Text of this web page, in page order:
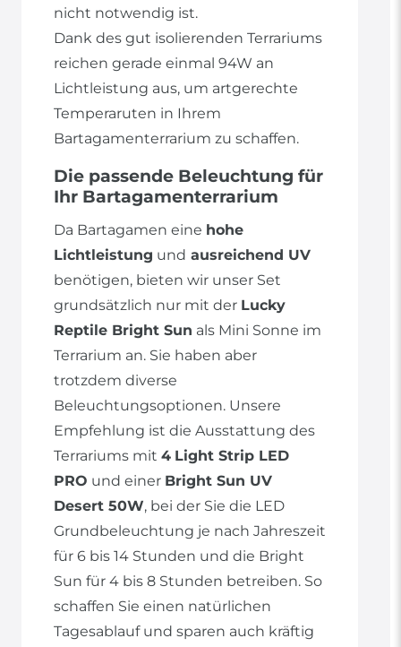
nicht notwendig ist.
Dank des gut isolierenden Terrariums
reichen gerade einmal 94W an
Lichtleistung aus, um artgerechte
Temperaruten in Ihrem
Bartagamenterrarium zu schaffen.
Die passende Beleuchtung für
Ihr Bartagamenterrarium
Da Bartagamen eine hohe
Lichtleistung und ausreichend UV
benötigen, bieten wir unser Set
grundsätzlich nur mit der Lucky
Reptile Bright Sun als Mini Sonne im
Terrarium an. Sie haben aber
trotzdem diverse
Beleuchtungsoptionen. Unsere
Empfehlung ist die Ausstattung des
Terrariums mit 4 Light Strip LED
PRO und einer Bright Sun UV
Desert 50W, bei der Sie die LED
Grundbeleuchtung je nach Jahreszeit
für 6 bis 14 Stunden und die Bright
Sun für 4 bis 8 Stunden betreiben. So
schaffen Sie einen natürlichen
Tagesablauf und sparen auch kräftig